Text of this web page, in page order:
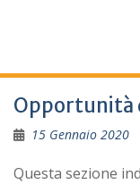
Opportunità
15 Gennaio 2020
Questa sezione